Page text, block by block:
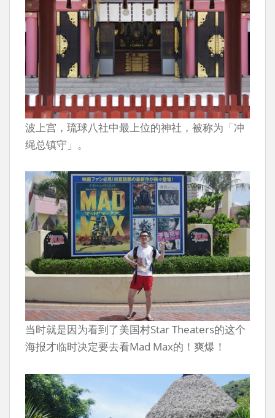
波上宫，琉球八社中最上位的神社，被称为「冲
绳总镇守」。
当时就是因为看到了美国村Star Theaters的这个
海报才临时决定要去看Mad Max的！爽爆！